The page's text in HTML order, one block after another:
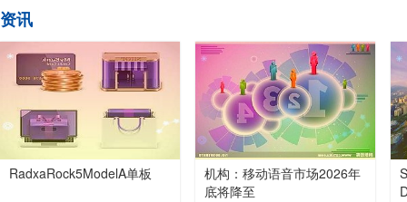
资讯
RadxaRock5ModelA单板
机构：移动语音市场2026年
底将降至